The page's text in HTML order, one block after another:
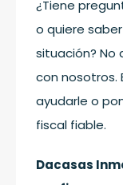
¿Tiene
o quiere
situación?
con nosotros.
ayudarle o
fiscal fiable.
Dacasas